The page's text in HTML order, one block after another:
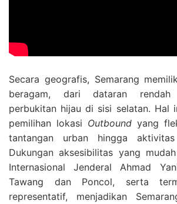
Secara geografis, Semarang
beragam, dari dataran
perbukitan hijau di sisi selatan. Hal
pemilihan lokasi Outbound yang
tantangan urban hingga
Dukungan aksesibilitas yang
Internasional Jenderal Ahmad
Tawang dan Poncol, serta
representatif, menjadikan